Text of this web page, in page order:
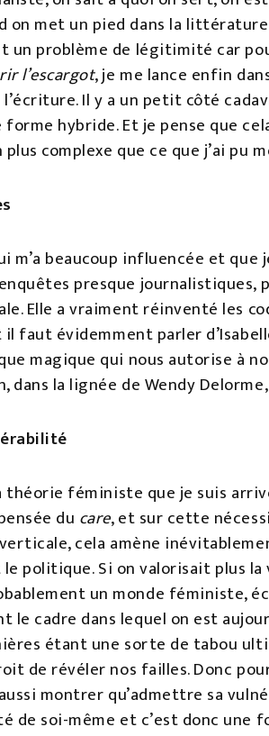
on met un pied dans la
un problème de légitimité car
l’escargot, je me lance enfin
Il y a un petit côté
hybride. Et je pense que
complexe que ce que j’ai pu
m’a beaucoup influencée et
presque
Elle a vraiment réinventé les
faut évidemment parler
magique qui nous autorise à
la lignée de Wendy
théorie féministe que je suis
du care, et sur cette
cela amène
politique. Si on valorisait plus
un monde féministe,
le cadre dans lequel on est
étant une sorte de tabou
de révéler nos failles. Donc
montrer qu’admettre sa
de soi-même et c’est donc une